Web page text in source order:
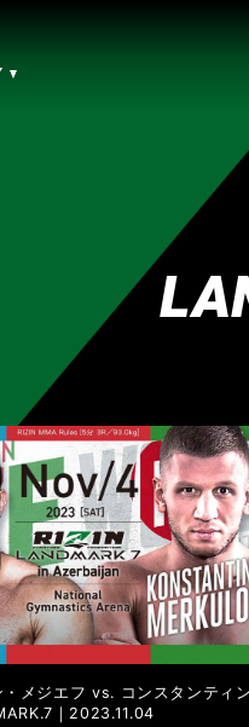
平成最後のや
超RIZIN.2
RIZIN DECADE【 雷神番外地
RIZIN.29
RIZIN.18 RIZIN.17
RIZIN.6 RIZIN.5 RIZIN.4
vol.17 LANDMARK vol.16
vol.11 LANDMARK vol.10
vol.4 LANDMARK vol.3
MOVIE
メジエフ vs. コンスタンティ
｜2023.11.04